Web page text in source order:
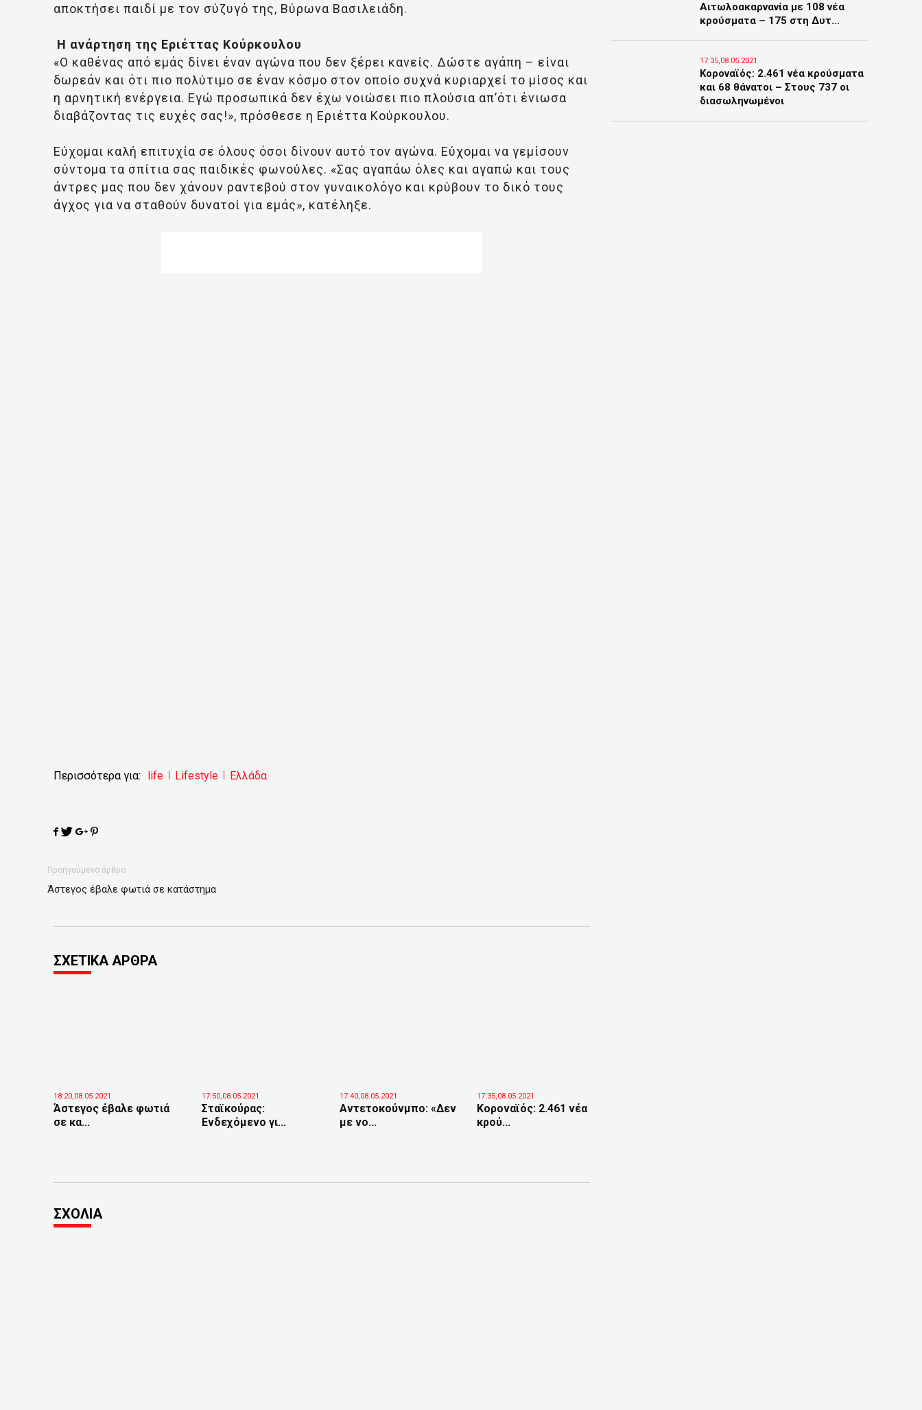
αποκτήσει παιδί με τον σύζυγό της, Βύρωνα Βασιλειάδη.
Η ανάρτηση της Εριέττας Κούρκουλου
«Ο καθένας από εμάς δίνει έναν αγώνα που δεν ξέρει κανείς. Δώστε αγάπη – είναι
δωρεάν και ότι πιο πολύτιμο σε έναν κόσμο στον οποίο συχνά κυριαρχεί το μίσος και
η αρνητική ενέργεια. Εγώ προσωπικά δεν έχω νοιώσει πιο πλούσια απ’ότι ένιωσα
διαβάζοντας τις ευχές σας!», πρόσθεσε η Εριέττα Κούρκουλου.
Εύχομαι καλή επιτυχία σε όλους όσοι δίνουν αυτό τον αγώνα. Εύχομαι να γεμίσουν
σύντομα τα σπίτια σας παιδικές φωνούλες. «Σας αγαπάω όλες και αγαπώ και τους
άντρες μας που δεν χάνουν ραντεβού στον γυναικολόγο και κρύβουν το δικό τους
άγχος για να σταθούν δυνατοί για εμάς», κατέληξε.
Περισσότερα για: life Lifestyle Ελλάδα
Προηγούμενο άρθρο
Άστεγος έβαλε φωτιά σε κατάστημα
ΣΧΕΤΙΚΑ ΑΡΘΡΑ
18:20,08.05.2021
Άστεγος έβαλε φωτιά
σε κα...
17:50,08.05.2021
Σταϊκούρας:
Ενδεχόμενο γι...
17:40,08.05.2021
Αντετοκούνμπο: «Δεν
με νο...
17:35,08.05.2021
Κοροναϊός: 2.461 νέα
κρού...
ΣΧΟΛΙΑ
Αιτωλοακαρνανία με 108 νέα
κρούσματα – 175 στη Δυτ...
17:35,08.05.2021
Κοροναϊός: 2.461 νέα κρούσματα
και 68 θάνατοι – Στους 737 οι
διασωληνωμένοι